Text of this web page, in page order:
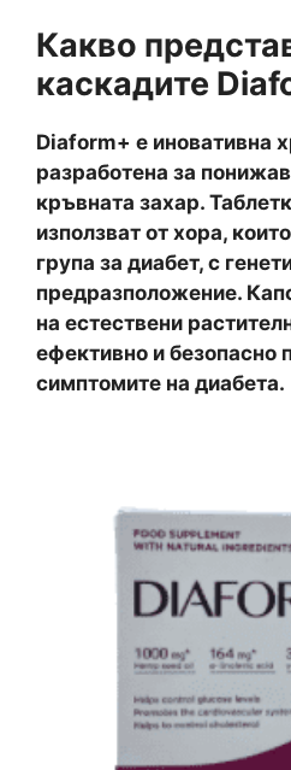
Какво
каскадите
Diaform+ е иновативна
разработена за
кръвната захар.
използват от хора,
група за диабет, с
предразположение.
на естествени
ефективно и безопасно
симптомите на диабета.